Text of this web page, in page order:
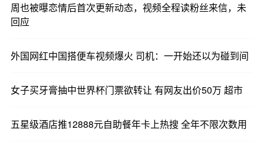
周也被曝恋情后首次更新动态，视频全程读粉丝来信，未
回应
外国网红中国搭便车视频爆火 司机：一开始还以为碰到间
女子买牙膏抽中世界杯门票欲转让 有网友出价50万 超市
五星级酒店推12888元自助餐年卡上热搜 全年不限次数用